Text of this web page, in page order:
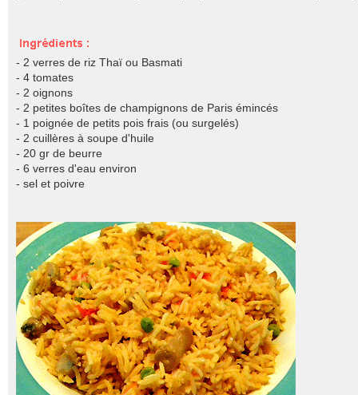
- 2 verres de riz Thaï ou Basmati
- 4 tomates
- 2 oignons
- 2 petites boîtes de champignons de Paris émincés
- 1 poignée de petits pois frais (ou surgelés)
- 2 cuillères à soupe d'huile
- 20 gr de beurre
- 6 verres d'eau environ
- sel et poivre